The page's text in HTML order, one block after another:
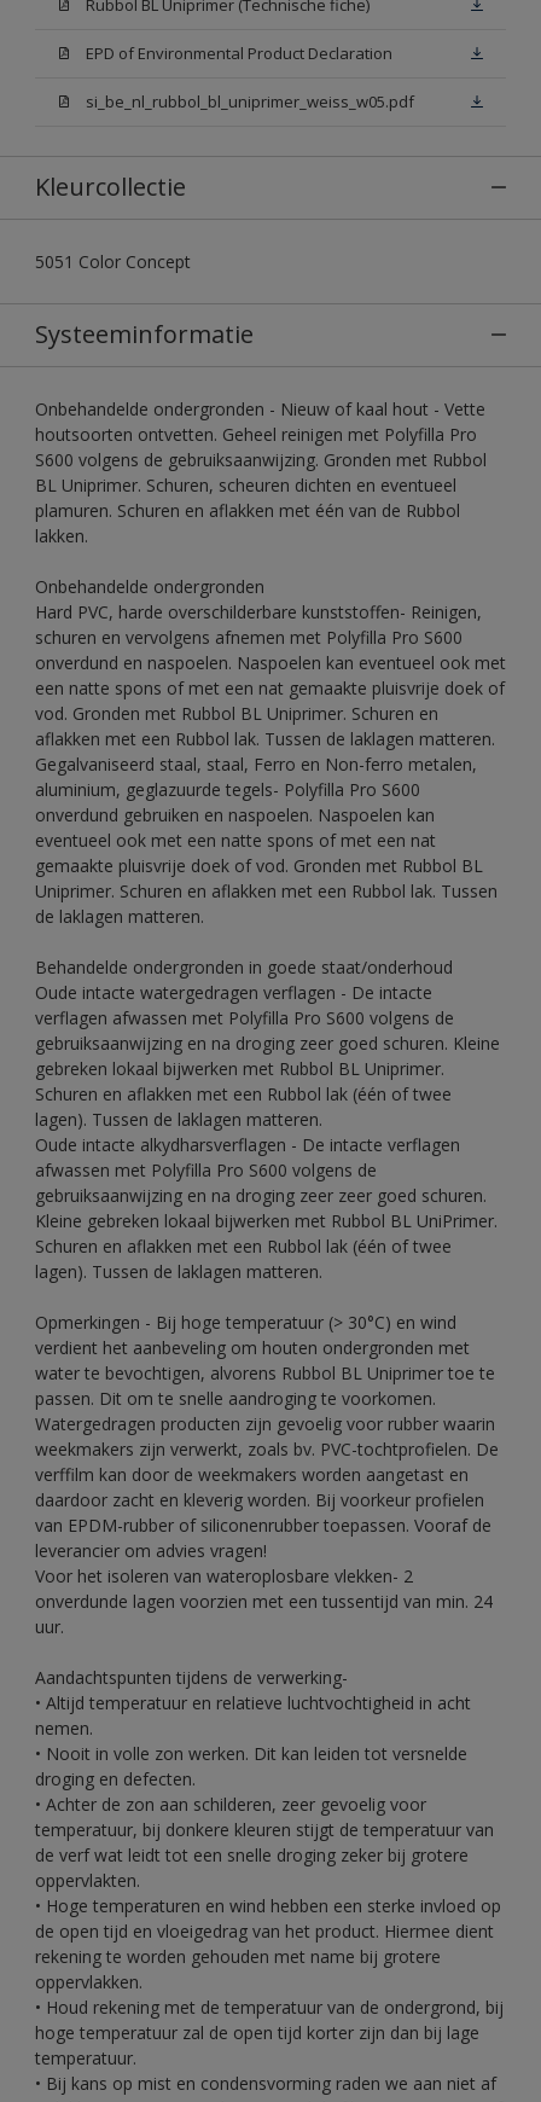
Rubbol BL Uniprimer (Technische fiche)
EPD of Environmental Product Declaration
si_be_nl_rubbol_bl_uniprimer_weiss_w05.pdf
Kleurcollectie
5051 Color Concept
Systeeminformatie
Onbehandelde ondergronden - Nieuw of kaal hout - Vette
houtsoorten ontvetten. Geheel reinigen met Polyfilla Pro
S600 volgens de gebruiksaanwijzing. Gronden met Rubbol
BL Uniprimer. Schuren, scheuren dichten en eventueel
plamuren. Schuren en aflakken met één van de Rubbol
lakken.
Onbehandelde ondergronden
Hard PVC, harde overschilderbare kunststoffen- Reinigen,
schuren en vervolgens afnemen met Polyfilla Pro S600
onverdund en naspoelen. Naspoelen kan eventueel ook met
een natte spons of met een nat gemaakte pluisvrije doek of
vod. Gronden met Rubbol BL Uniprimer. Schuren en
aflakken met een Rubbol lak. Tussen de laklagen matteren.
Gegalvaniseerd staal, staal, Ferro en Non-ferro metalen,
aluminium, geglazuurde tegels- Polyfilla Pro S600
onverdund gebruiken en naspoelen. Naspoelen kan
eventueel ook met een natte spons of met een nat
gemaakte pluisvrije doek of vod. Gronden met Rubbol BL
Uniprimer. Schuren en aflakken met een Rubbol lak. Tussen
de laklagen matteren.
Behandelde ondergronden in goede staat/onderhoud
Oude intacte watergedragen verflagen - De intacte
verflagen afwassen met Polyfilla Pro S600 volgens de
gebruiksaanwijzing en na droging zeer goed schuren. Kleine
gebreken lokaal bijwerken met Rubbol BL Uniprimer.
Schuren en aflakken met een Rubbol lak (één of twee
lagen). Tussen de laklagen matteren.
Oude intacte alkydharsverflagen - De intacte verflagen
afwassen met Polyfilla Pro S600 volgens de
gebruiksaanwijzing en na droging zeer zeer goed schuren.
Kleine gebreken lokaal bijwerken met Rubbol BL UniPrimer.
Schuren en aflakken met een Rubbol lak (één of twee
lagen). Tussen de laklagen matteren.
Opmerkingen - Bij hoge temperatuur (> 30°C) en wind
verdient het aanbeveling om houten ondergronden met
water te bevochtigen, alvorens Rubbol BL Uniprimer toe te
passen. Dit om te snelle aandroging te voorkomen.
Watergedragen producten zijn gevoelig voor rubber waarin
weekmakers zijn verwerkt, zoals bv. PVC-tochtprofielen. De
verffilm kan door de weekmakers worden aangetast en
daardoor zacht en kleverig worden. Bij voorkeur profielen
van EPDM-rubber of siliconenrubber toepassen. Vooraf de
leverancier om advies vragen!
Voor het isoleren van wateroplosbare vlekken- 2
onverdunde lagen voorzien met een tussentijd van min. 24
uur.
Aandachtspunten tijdens de verwerking-
• Altijd temperatuur en relatieve luchtvochtigheid in acht
nemen.
• Nooit in volle zon werken. Dit kan leiden tot versnelde
droging en defecten.
• Achter de zon aan schilderen, zeer gevoelig voor
temperatuur, bij donkere kleuren stijgt de temperatuur van
de verf wat leidt tot een snelle droging zeker bij grotere
oppervlakten.
• Hoge temperaturen en wind hebben een sterke invloed op
de open tijd en vloeigedrag van het product. Hiermee dient
rekening te worden gehouden met name bij grotere
oppervlakken.
• Houd rekening met de temperatuur van de ondergrond, bij
hoge temperatuur zal de open tijd korter zijn dan bij lage
temperatuur.
• Bij kans op mist en condensvorming raden we aan niet af